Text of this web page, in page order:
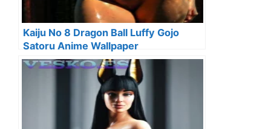
Kaiju No 8 Dragon Ball Luffy Gojo
Satoru Anime Wallpaper